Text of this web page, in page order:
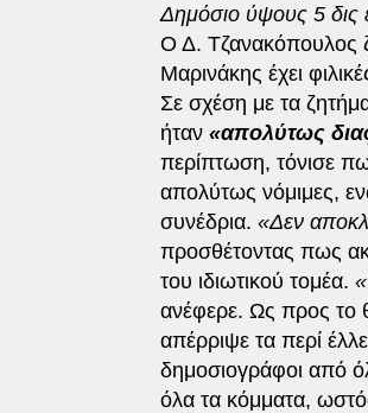
Δημόσιο ύψους 5 δις
Ο Δ. Τζανακόπουλος
Μαρινάκης έχει
Σε σχέση με τα
ήταν «απολύτως
περίπτωση, τόνισε
απολύτως νόμιμες,
συνέδρια. «Δεν
προσθέτοντας πως
του ιδιωτικού τομέα.
ανέφερε. Ως προς το
απέρριψε τα περί
δημοσιογράφοι από
όλα τα κόμματα,